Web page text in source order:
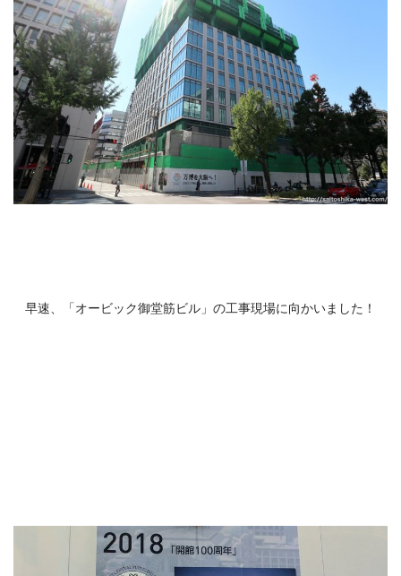
早速、「オービック御堂筋ビル」の工事現場に向かいました！